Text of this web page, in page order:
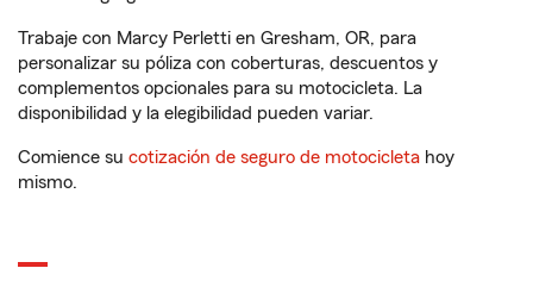
Trabaje con Marcy Perletti en Gresham, OR, para
personalizar su póliza con coberturas, descuentos y
complementos opcionales para su motocicleta. La
disponibilidad y la elegibilidad pueden variar.
Comience su cotización de seguro de motocicleta hoy
mismo.